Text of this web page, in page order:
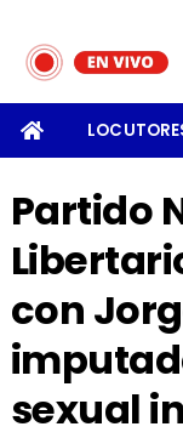
Partido
con
sexual